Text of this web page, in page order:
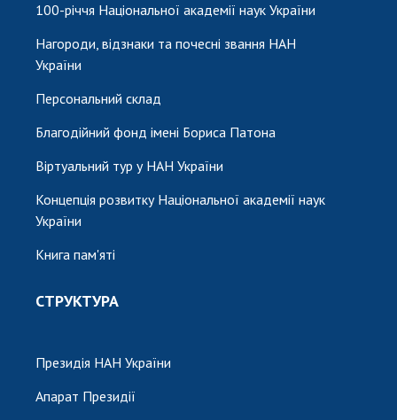
100-річчя Національної академії наук України
Нагороди, відзнаки та почесні звання НАН
України
Персональний склад
Благодійний фонд імені Бориса Патона
Віртуальний тур у НАН України
Концепція розвитку Національної академії наук
України
Книга пам'яті
СТРУКТУРА
Президія НАН України
Апарат Президії